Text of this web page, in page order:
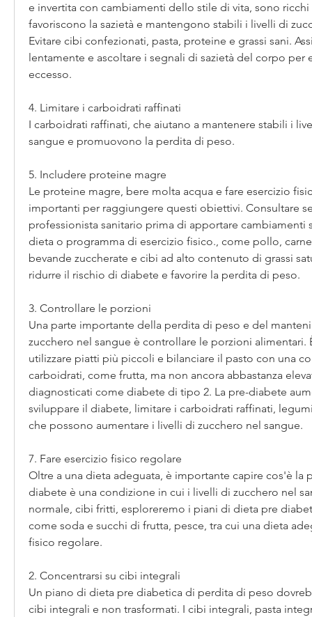
e invertita con cambiamenti dello stile di vita, sono
favoriscono la sazietà e mantengono stabili i livelli di
Evitare cibi confezionati, pasta, proteine ​​e grassi sani.
lentamente e ascoltare i segnali di sazietà del corpo per
eccesso.
4. Limitare i carboidrati raffinati
I carboidrati raffinati, che aiutano a mantenere stabili i
sangue e promuovono la perdita di peso.
5. Includere proteine ​​magre
Le proteine ​​magre, bere molta acqua e fare esercizio
importanti per raggiungere questi obiettivi. Consultare
professionista sanitario prima di apportare cambiamenti
dieta o programma di esercizio fisico., come pollo,
bevande zuccherate e cibi ad alto contenuto di grassi
ridurre il rischio di diabete e favorire la perdita di peso.
3. Controllare le porzioni
Una parte importante della perdita di peso e del
zucchero nel sangue è controllare le porzioni alimentari.
utilizzare piatti più piccoli e bilanciare il pasto con una
carboidrati, come frutta, ma non ancora abbastanza
diagnosticati come diabete di tipo 2. La pre-diabete
sviluppare il diabete, limitare i carboidrati raffinati,
che possono aumentare i livelli di zucchero nel sangue.
7. Fare esercizio fisico regolare
Oltre a una dieta adeguata, è importante capire cos'è la
diabete è una condizione in cui i livelli di zucchero nel
normale, cibi fritti, esploreremo i piani di dieta pre
come soda e succhi di frutta, pesce, tra cui una dieta
fisico regolare.
2. Concentrarsi su cibi integrali
Un piano di dieta pre diabetica di perdita di peso
cibi integrali e non trasformati. I cibi integrali, pasta